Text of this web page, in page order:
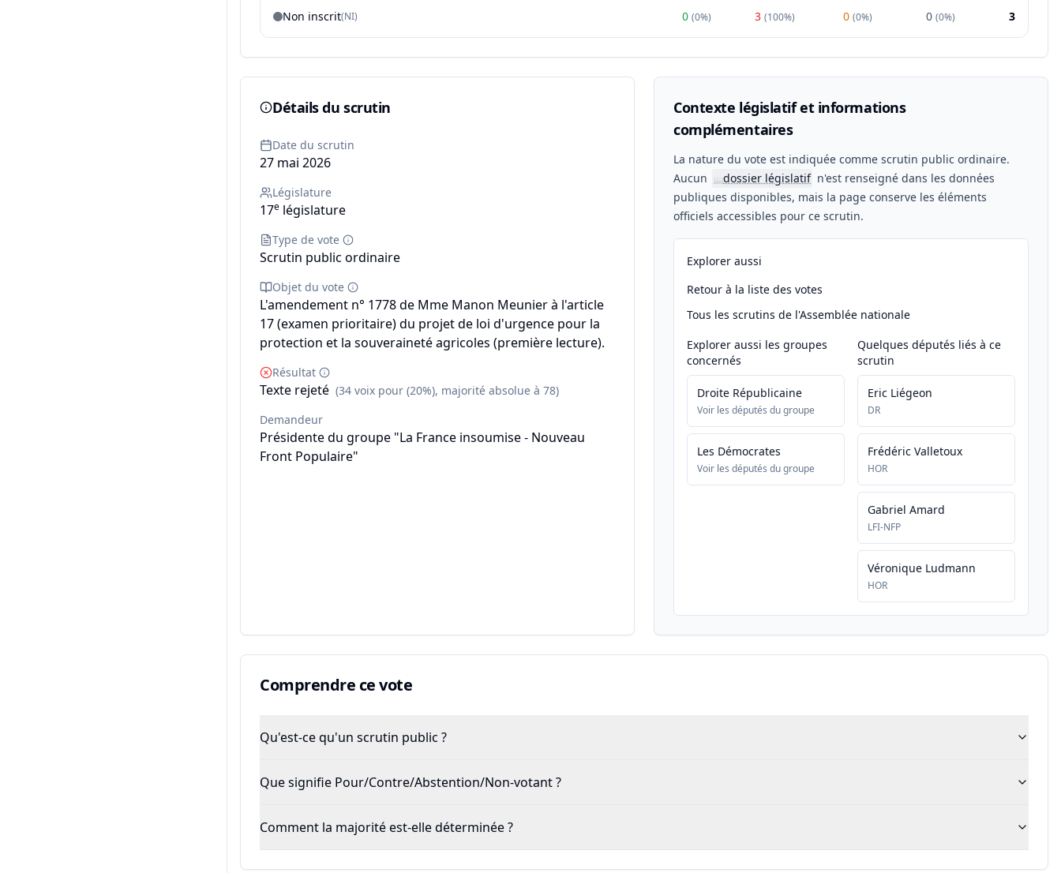
Non inscrit(NI) 0 (0%) 3 (100%) 0 (0%) 0 (0%) 3
Détails du scrutin
Date du scrutin
27 mai 2026
Législature
17e législature
Type de vote
Scrutin public ordinaire
Objet du vote
L'amendement n° 1778 de Mme Manon Meunier à l'article
17 (examen prioritaire) du projet de loi d'urgence pour la
protection et la souveraineté agricoles (première lecture).
Résultat
Texte rejeté (34 voix pour (20%), majorité absolue à 78)
Demandeur
Présidente du groupe "La France insoumise - Nouveau
Front Populaire"
Contexte législatif et informations
complémentaires
La nature du vote est indiquée comme scrutin public ordinaire.
Aucun
📖dossier législatif n'est renseigné dans les données
publiques disponibles, mais la page conserve les éléments
officiels accessibles pour ce scrutin.
Explorer aussi
Retour à la liste des votes
Tous les scrutins de l'Assemblée nationale
Explorer aussi les groupes
concernés
Droite Républicaine
Voir les députés du groupe
Les Démocrates
Voir les députés du groupe
Quelques députés liés à ce
scrutin
Eric Liégeon
DR
Frédéric Valletoux
HOR
Gabriel Amard
LFI-NFP
Véronique Ludmann
HOR
Comprendre ce vote
Qu'est-ce qu'un scrutin public ?
Que signifie Pour/Contre/Abstention/Non-votant ?
Comment la majorité est-elle déterminée ?